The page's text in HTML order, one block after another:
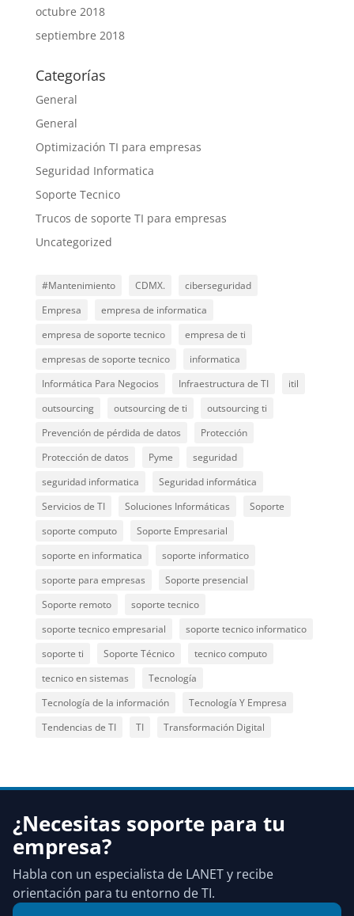
octubre 2018
septiembre 2018
Categorías
General
General
Optimización TI para empresas
Seguridad Informatica
Soporte Tecnico
Trucos de soporte TI para empresas
Uncategorized
#Mantenimiento CDMX.
ciberseguridad
Empresa
empresa de informatica
empresa de soporte tecnico
empresa de ti
empresas de soporte tecnico
informatica
Informática Para Negocios
Infraestructura de TI
itil
outsourcing
outsourcing de ti
outsourcing ti
Prevención de pérdida de datos
Protección
Protección de datos
Pyme
seguridad
seguridad informatica
Seguridad informática
Servicios de TI
Soluciones Informáticas
Soporte
soporte computo
Soporte Empresarial
soporte en informatica
soporte informatico
soporte para empresas
Soporte presencial
Soporte remoto
soporte tecnico
soporte tecnico empresarial
soporte tecnico informatico
soporte ti
Soporte Técnico
tecnico computo
tecnico en sistemas
Tecnología
Tecnología de la información
Tecnología Y Empresa
Tendencias de TI
TI Transformación Digital
¿Necesitas soporte para tu
empresa?
Habla con un especialista de LANET y recibe
orientación para tu entorno de TI.